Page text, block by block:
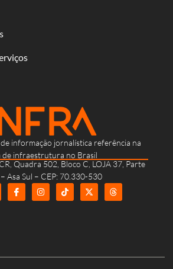
informação jornalística referência na
de infraestrutura no Brasil
Quadra 502, Bloco C, LOJA 37, Parte
Asa Sul – CEP: 70.330-530